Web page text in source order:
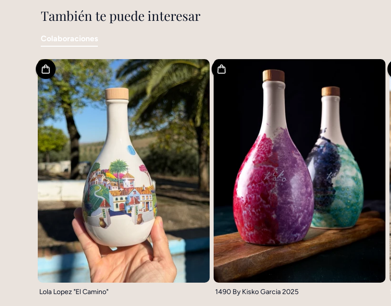
También te puede interesar
Colaboraciones
Lola Lopez "El Camino" 1490 By Kisko Garcia 2025